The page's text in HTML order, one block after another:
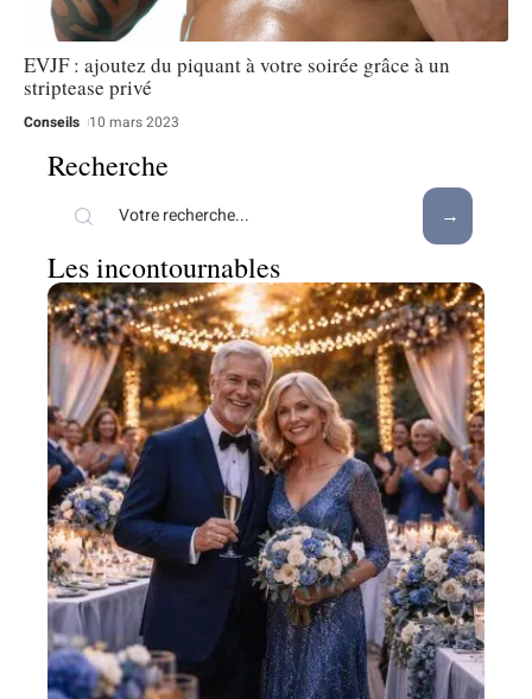
EVJF : ajoutez du piquant à votre soirée grâce à un
striptease privé
Conseils 10 mars 2023
Recherche
Les incontournables